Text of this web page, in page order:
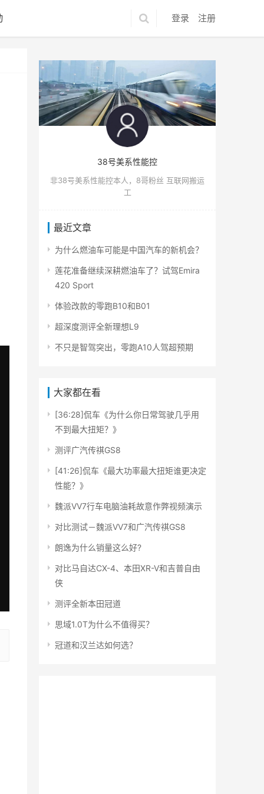
登录 注册
38号美系性能控
非38号美系性能控本人，8哥粉丝 互联网搬运
工
最近文章
为什么燃油车可能是中国汽车的新机会？
莲花准备继续深耕燃油车了？试驾Emira
420 Sport
体验改款的零跑B10和B01
超深度测评全新理想L9
不只是智驾突出，零跑A10人驾超预期
大家都在看
[36:28]侃车《为什么你日常驾驶几乎用
不到最大扭矩？》
测评广汽传祺GS8
[41:26]侃车《最大功率最大扭矩谁更决定
性能？》
魏派VV7行车电脑油耗故意作弊视频演示
对比测试－魏派VV7和广汽传祺GS8
朗逸为什么销量这么好?
对比马自达CX-4、本田XR-V和吉普自由
侠
测评全新本田冠道
思域1.0T为什么不值得买？
冠道和汉兰达如何选？